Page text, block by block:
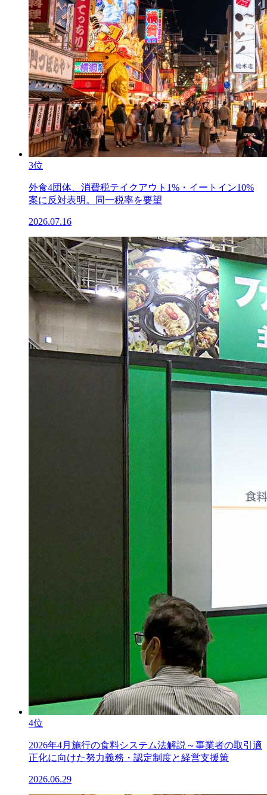
3位
外食4団体、消費税テイクアウト1%・イートイン10%
案に反対表明。同一税率を要望
2026.07.16
4位
2026年4月施行の食料システム法解説～事業者の取引適
正化に向けた努力義務・認定制度と経営支援策
2026.06.29